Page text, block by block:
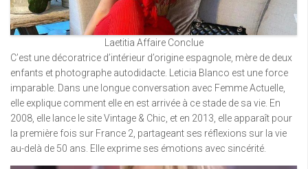
Laetitia Affaire Conclue
C’est une décoratrice d’intérieur d’origine espagnole, mère de deux
enfants et photographe autodidacte. Leticia Blanco est une force
imparable. Dans une longue conversation avec Femme Actuelle,
elle explique comment elle en est arrivée à ce stade de sa vie. En
2008, elle lance le site Vintage & Chic, et en 2013, elle apparaît pour
la première fois sur France 2, partageant ses réflexions sur la vie
au-delà de 50 ans. Elle exprime ses émotions avec sincérité.